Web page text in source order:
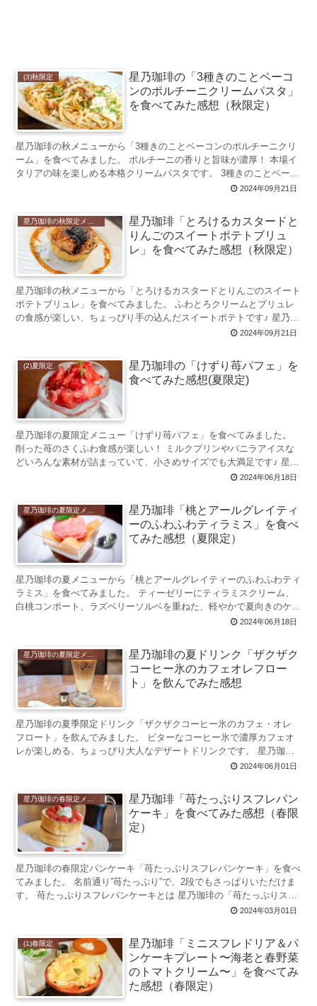
(3)秋限定
星乃珈琲の「3種きのことベーコ
ンのポルチーニクリームパスタ」
を食べてみた感想（秋限定）
星乃珈琲の秋メニューから「3種きのことベーコンのポルチーニクリ
ーム」を食べてみました。 ポルチーニの香りと旨味が濃厚！ 本場イ
タリアの味を楽しめる本格クリームパスタです。 3種きのことベーコ
2024年09月21日
星乃珈琲「とろけるカスタードと
りんごのスイートポテトブリュ
レ」を食べてみた感想（秋限定）
星乃珈琲の秋メニューから「とろけるカスタードとりんごのスイート
ポテトブリュレ」を食べてみました。 ふわとろクリームとブリュレ
の食感が楽しい、ちょっぴり手の込んだスイートポテトです♪ 星乃珈
2024年09月21日
(2)夏限定
星乃珈琲の「けずり苺パフェ」を
食べてみた感想(夏限定)
星乃珈琲の夏限定メニュー「けずり苺パフェ」を食べてみました。
削った苺のさくふわ食感が楽しい！ ミルクプリンやバニラアイスな
どいろんな素材が詰まっていて、小さめサイズでも大満足です♪ 星乃
2024年06月18日
星乃珈琲「桃とアールグレイティ
ーのふわふわティラミス」を食べ
てみた感想（夏限定）
星乃珈琲の夏メニューから「桃とアールグレイティーのふわふわティ
ラミス」を食べてみました。 ティーゼリーにティラミスクリーム、
白桃コンポート、ラズベリーソルベを重ねた、軽やかで夏向きのケー
2024年06月18日
星乃珈琲の夏ドリンク「ザクザク
コーヒー氷のカフェオレフロー
ト」を飲んでみた感想
星乃珈琲の夏季限定ドリンク「ザクザクコーヒー氷のカフェ・オレ
フロート」を飲んでみました。 ビターなコーヒー氷で濃厚カフェオ
レが楽しめる、ちょっぴり大人なデザートドリンクです。 星乃珈琲
2024年06月01日
星乃珈琲「苺たっぷりスフレパン
ケーキ」を食べてみた感想（春限
定）
星乃珈琲の春限定パンケーキ「苺たっぷりスフレパンケーキ」を食べ
てみました。 名前通り”苺たっぷり”で、2段でもさっぱりいただけま
す。 苺たっぷりスフレパンケーキとは 星乃珈琲の「苺たっぷりスフ
2024年03月01日
(1)春限定
星乃珈琲「ミニスフレドリア＆パ
ンケーキプレート〜海老と春野菜
のトマトクリーム〜」を食べてみ
た感想（春限定）